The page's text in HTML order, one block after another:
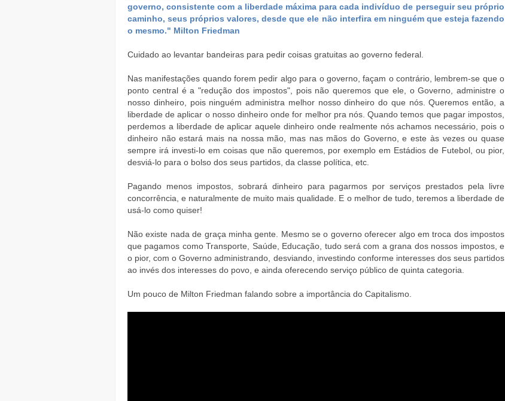
governo, consistente com a liberdade máxima para cada indivíduo de perseguir seu próprio
caminho, seus próprios valores, desde que ele não interfira em ninguém que esteja fazendo
o mesmo." Milton Friedman
Cuidado ao levantar bandeiras para pedir coisas gratuitas ao governo federal.
Nas manifestações quando forem pedir algo para o governo, façam o contrário, lembrem-se que o
ponto central é a "redução dos impostos", pois não queremos que ele, o Governo, administre o
nosso dinheiro, pois ninguém administra melhor nosso dinheiro do que nós. Queremos então, a
liberdade de aplicar o nosso dinheiro onde for melhor pra nós. Quando temos que pagar impostos,
perdemos a liberdade de aplicar aquele dinheiro onde realmente nós achamos necessário, pois o
dinheiro não estará mais na nossa mão, mas nas mãos do Governo, e este às vezes ou quase
sempre irá investi-lo em coisas que não queremos, por exemplo em Estádios de Futebol, ou pior,
desviá-lo para o bolso dos seus partidos, da classe política, etc.
Pagando menos impostos, sobrará dinheiro para pagarmos por serviços prestados pela livre
concorrência, e naturalmente de muito mais qualidade. E o melhor de tudo, teremos a liberdade de
usá-lo como quiser!
Não existe nada de graça minha gente. Mesmo se o governo oferecer algo em troca dos impostos
que pagamos como Transporte, Saúde, Educação, tudo será com a grana dos nossos impostos, e
o pior, com o Governo administrando, desviando, investindo conforme interesses dos seus partidos
ao invés dos interesses do povo, e ainda oferecendo serviço público de quinta categoria.
Um pouco de Milton Friedman falando sobre a importância do Capitalismo.